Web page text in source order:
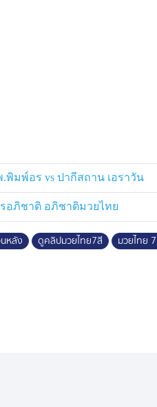
พิมพ์อร vs ปากีสถาน เอราวัน
อภิชาติ อภิชาติมวยไทย
หลัง ดูคลิปมวยไทย7สี มวยไทย